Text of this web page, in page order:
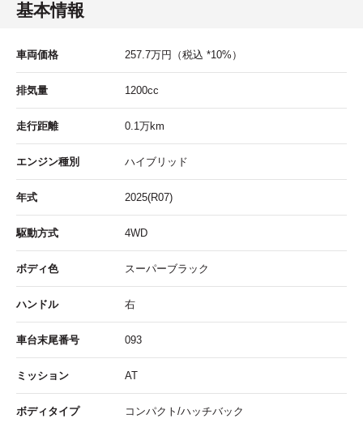
基本情報
車両価格 257.7万円 （税込 *10%）
排気量 1200cc
走行距離 0.1 万km
エンジン種別 ハイブリッド
年式 2025(R07)
駆動方式 4WD
ボディ色 スーパーブラック
ハンドル 右
車台末尾番号 093
ミッション AT
ボディタイプ コンパクト/ハッチバック